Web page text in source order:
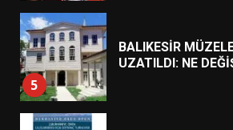
5
BALIKESİR
UZATILDI: NE